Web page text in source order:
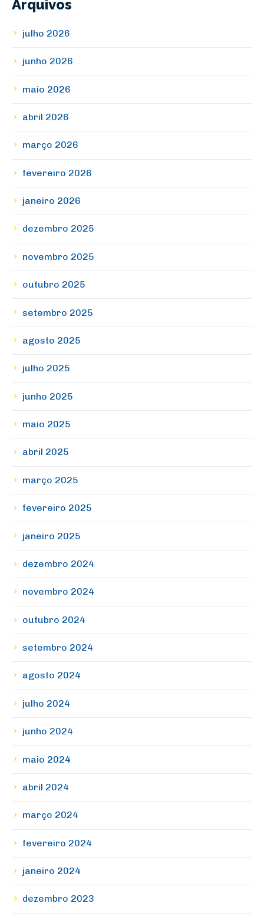
Arquivos
julho 2026
junho 2026
maio 2026
abril 2026
março 2026
fevereiro 2026
janeiro 2026
dezembro 2025
novembro 2025
outubro 2025
setembro 2025
agosto 2025
julho 2025
junho 2025
maio 2025
abril 2025
março 2025
fevereiro 2025
janeiro 2025
dezembro 2024
novembro 2024
outubro 2024
setembro 2024
agosto 2024
julho 2024
junho 2024
maio 2024
abril 2024
março 2024
fevereiro 2024
janeiro 2024
dezembro 2023